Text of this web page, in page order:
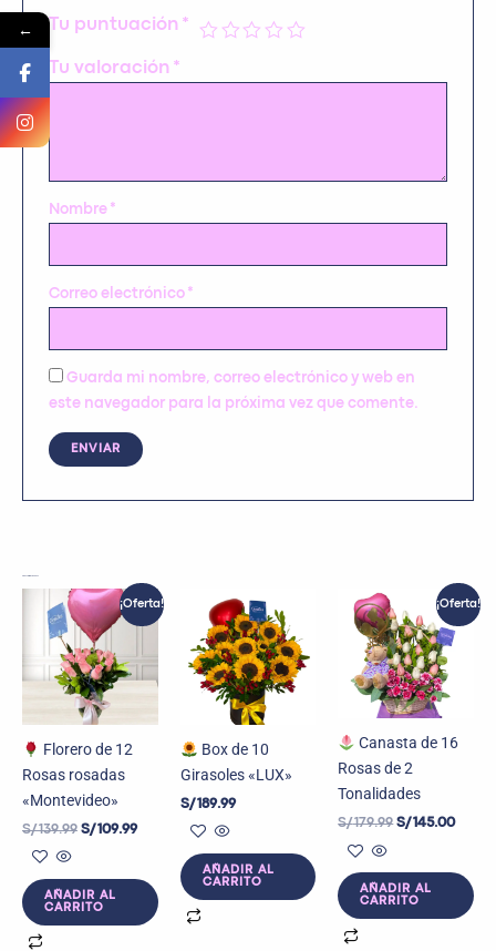
Tu puntuación *
Tu valoración *
Nombre *
Correo electrónico *
Guarda mi nombre, correo electrónico y web en
este navegador para la próxima vez que comente.
¡Oferta!
Florero de 12
Rosas rosadas
«Montevideo»
S/139.99
El
precio
original
era:
S/ 139.99.
S/109.99
El
precio
S/ 109.99.
AÑADIR AL
CARRITO
Box de 10
Girasoles «LUX»
S/189.99
AÑADIR AL
CARRITO
¡Oferta!
Canasta de 16
Rosas de 2
Tonalidades
S/179.99
precio
original
era:
S/ 179.99.
S/145.00
precio
AÑADIR AL
CARRITO
←